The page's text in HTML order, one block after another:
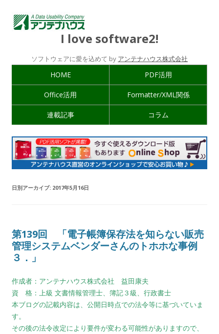
I love software2!
ソフトウェアに愛を込めて by アンテナハウス株式会社
HOME PDF活用
Office活用 Formatter/XML関係
連載記事 コラム
日別アーカイブ: 2017年5月16日
第139回 「電子帳簿保存法を知らない販売
管理システムベンダーさんのトホホな事例
３．」
作成者：アンテナハウス株式会社 益田康夫
資 格：上級 文書情報管理士、簿記３級、行政書士
本ブログの記載内容は、公開日時点での法令等に基づいていま
す。
その後の法令改定により要件が変わる可能性がありますので、